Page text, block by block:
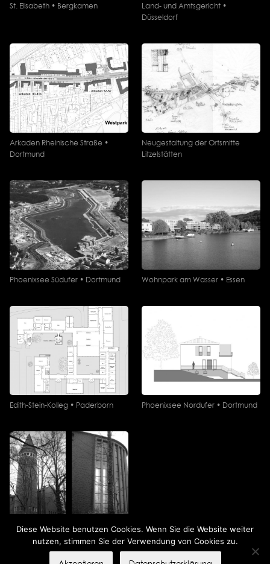
St. Elisabeth • Bergkamen
Land- und Amtsgericht •
Düsseldorf
Arkaden Rheinische Straße •
Dortmund
Neugestaltung der Ortsmitte
Litzelstätten
Phoenixsee Südufer • Dortmund Wohnpark am Wasser • Essen
Edith-Stein-Kolleg • Paderborn Phoenixsee Nordufer • Dortmund
Heilig Geist Kirche • Hagen
Diese Website benutzen Cookies. Wenn Sie die Website weiter
nutzen, stimmen Sie der Verwendung von Cookies zu.